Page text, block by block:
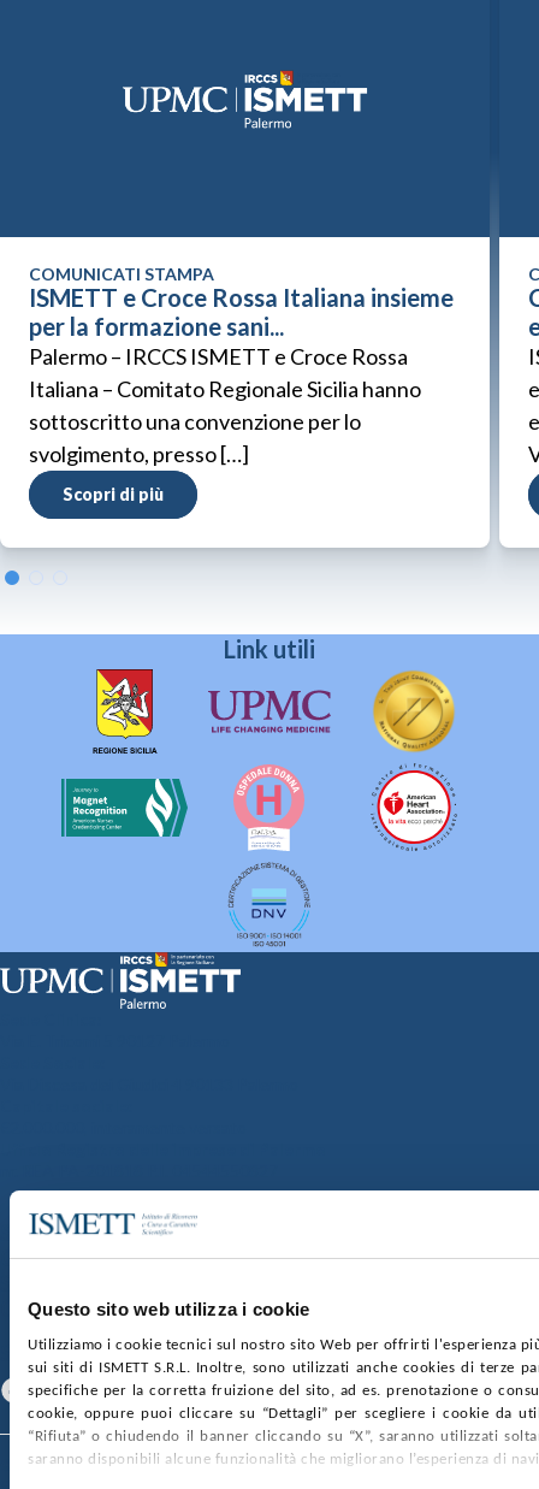
Questo sito web utilizza i cookie
Utilizziamo i cookie tecnici sul nostro sito Web per offrirti l'esperienza
sui siti di ISMETT S.R.L. Inoltre, sono utilizzati anche cookies di terze
specifiche per la corretta fruizione del sito, ad es. prenotazione o
cookie, oppure puoi cliccare su “Dettagli” per scegliere i cookie da
“Rifiuta” o chiudendo il banner cliccando su “X”, saranno utilizzati
saranno disponibili alcune funzionalità che migliorano l’esperienza di
COMUNICATI STAMPA
ISMETT e Croce Rossa Italiana insieme
per la formazione sani...
Palermo – IRCCS ISMETT e Croce Rossa
Italiana – Comitato Regionale Sicilia hanno
sottoscritto una convenzione per lo
svolgimento, presso […]
Scopri di più
Link utili
SOCIETÀ TRASPARENTE
GARE E CONTRATTIPRIVACYCOOKIE POLICY
CONTATTI
SEGUICI SU
Facebook Linkedin Youtube
© 2026 ISMETT (Istituto Mediterraneo per i Trapianti e Terapie ad Alta